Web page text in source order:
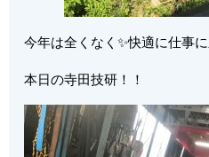
今年は全くなく✨快適に仕事
本日の寺田技研！！